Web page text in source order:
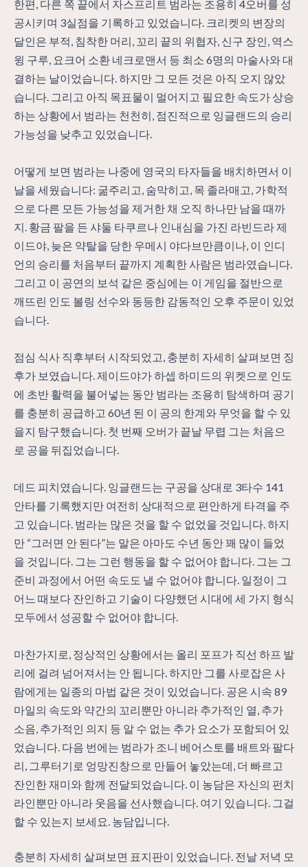
한편, 다른 쪽 끝에서 자스프리트 범라는 조용히 4오버를 성
공시키며 3실점을 기록하고 있었습니다. 크리켓의 변장의
달인은 부적, 침착한 머리, 꼬리 끝의 위협자, 신구 장인, 역스
윙 구루, 요크어 소환 네크로맨서 등 최소 6명의 마술사와 대
결하는 날이었습니다. 하지만 그 모든 것은 아직 오지 않았
습니다. 그리고 아직 목표물이 멀어지고 필요한 속도가 상승
하는 상황에서 범라는 천천히, 점진적으로 잉글랜드의 승리
가능성을 낮추고 있었습니다.
어떻게 보면 범라는 나중에 영국의 타자들을 배치하면서 이
날을 세웠습니다: 굶주리고, 숨막히고, 목 졸라매고, 가학적
으로 다른 모든 가능성을 제거한 채 오직 하나만 남을 때까
지. 황금 팔을 든 샤둘 타쿠르나 인내심을 가진 라빈드라 제
이드야, 늦은 약탈을 당한 우메시 야다브만큼이나, 이 인디
언의 승리를 처음부터 끝까지 계획한 사람은 범라였습니다.
그리고 이 공연의 보석 같은 중심에는 이 게임을 절반으로
깨뜨린 인도 볼링 선수와 동등한 감동적인 오후 주문이 있었
습니다.
점심 식사 직후부터 시작되었고, 충분히 자세히 살펴보면 징
후가 보였습니다. 제이드야가 하셉 하미드의 위켓으로 인도
에 초반 활력을 불어넣는 동안 범라는 조용히 탐색하며 공기
를 충분히 공급하고 60년 된 이 공의 한계와 무엇을 할 수 있
을지 탐구했습니다. 첫 번째 오버가 끝날 무렵 그는 처음으
로 공을 뒤집었습니다.
데드 피치였습니다. 잉글랜드는 구공을 상대로 3타수 141
안타를 기록했지만 여전히 상대적으로 편안하게 타격을 주
고 있습니다. 범라는 많은 것을 할 수 없었을 것입니다. 하지
만 “그러면 안 된다”는 말은 아마도 수년 동안 꽤 많이 들었
을 것입니다. 그는 그런 행동을 할 수 없어야 합니다. 그는 그
준비 과정에서 어떤 속도도 낼 수 없어야 합니다. 일정이 그
어느 때보다 잔인하고 기술이 다양했던 시대에 세 가지 형식
모두에서 성공할 수 없어야 합니다.
마찬가지로, 정상적인 상황에서는 올리 포프가 직선 하프 발
리에 걸려 넘어져서는 안 됩니다. 하지만 그를 사로잡은 사
람에게는 일종의 마법 같은 것이 있었습니다. 공은 시속 89
마일의 속도와 약간의 꼬리뿐만 아니라 추가적인 열, 추가
소음, 추가적인 의지 등 알 수 없는 추가 요소가 포함되어 있
었습니다. 다음 번에는 범라가 조니 베어스토를 배트와 팔다
리, 그루터기로 엉망진창으로 만들어 놓았는데, 더 빠르고
잔인한 재미와 함께 전달되었습니다. 이 농담은 자신의 펀치
라인뿐만 아니라 웃음을 선사했습니다. 여기 있습니다. 그걸
할 수 있는지 보세요. 농담입니다.
충분히 자세히 살펴보면 표지판이 있었습니다. 전날 저녁 모